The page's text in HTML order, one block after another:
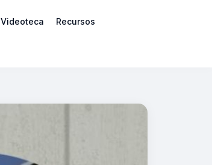
Videoteca Recursos